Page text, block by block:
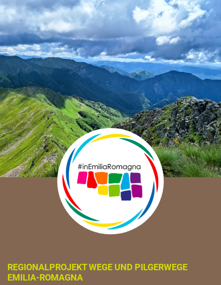
REGIONALPROJEKT WEGE UND PILGERWEGE
EMILIA-ROMAGNA